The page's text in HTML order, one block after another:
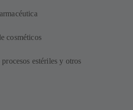
cosméticos
estériles y otros